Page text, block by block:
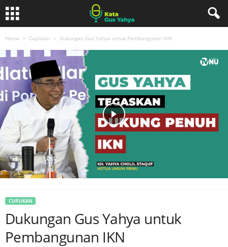
Home Cuplikan Dukungan Gus Yahya untuk Pembangunan IKN
CUPLIKAN
Dukungan Gus Yahya untuk
Pembangunan IKN